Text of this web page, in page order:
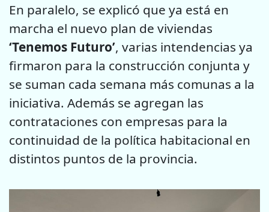
En paralelo, se explicó que ya está en
marcha el nuevo plan de viviendas
‘Tenemos Futuro’, varias intendencias ya
firmaron para la construcción conjunta y
se suman cada semana más comunas a la
iniciativa. Además se agregan las
contrataciones con empresas para la
continuidad de la política habitacional en
distintos puntos de la provincia.